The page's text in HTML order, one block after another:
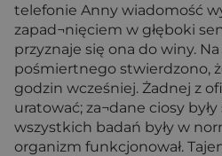
telefonie Anny wiadomość
zapad¬nięciem w głęboki
przyznaje się ona do winy.
pośmiertnego stwierdzono,
godzin wcześniej. Żadnej z
uratować; za¬dane ciosy
wszystkich badań były w
organizm funkcjonował.